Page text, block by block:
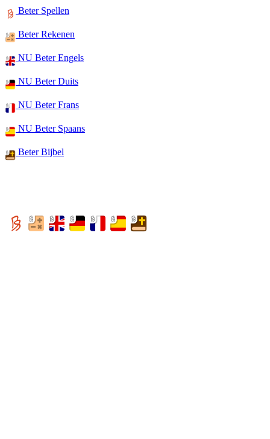
Beter Spellen
Beter Rekenen
NU Beter Engels
NU Beter Duits
NU Beter Frans
NU Beter Spaans
Beter Bijbel